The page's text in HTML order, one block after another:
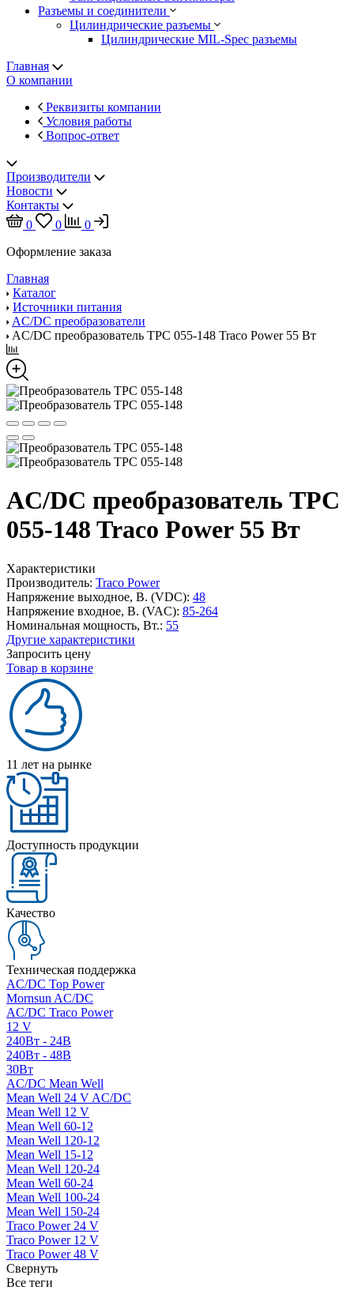
Разъемы и соединители
Цилиндрические разъемы
Цилиндрические MIL-Spec разъемы
Главная
О компании
Реквизиты компании
Условия работы
Вопрос-ответ
Производители
Новости
Контакты
0
0
0
Оформление заказа
Главная
Каталог
Источники питания
AC/DC преобразователи
AC/DC преобразователь TPC 055-148 Traco Power 55 Вт
AC/DC преобразователь TPC
055-148 Traco Power 55 Вт
Характеристики
Производитель: Traco Power
Напряжение выходное, В. (VDC): 48
Напряжение входное, В. (VAC): 85-264
Номинальная мощность, Вт.: 55
Другие характеристики
Запросить цену
Товар в корзине
11 лет на рынке
Доступность продукции
Качество
Техническая поддержка
AC/DC Top Power
Mornsun AC/DC
AC/DC Traco Power
12 V
240Вт - 24В
240Вт - 48В
30Вт
AC/DC Mean Well
Mean Well 24 V AC/DC
Mean Well 12 V
Mean Well 60-12
Mean Well 120-12
Mean Well 15-12
Mean Well 120-24
Mean Well 60-24
Mean Well 100-24
Mean Well 150-24
Traco Power 24 V
Traco Power 12 V
Traco Power 48 V
Свернуть
Все теги